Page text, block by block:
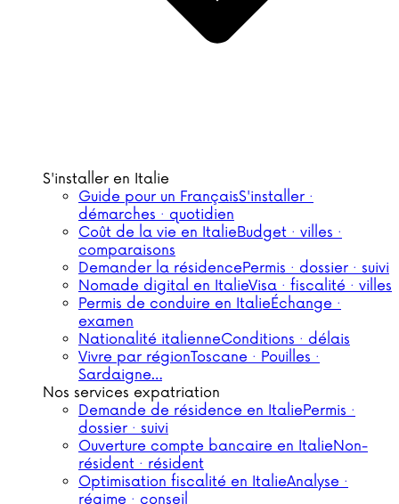
S'installer en Italie
Guide pour un FrançaisS'installer ·
démarches · quotidien
Coût de la vie en ItalieBudget · villes ·
comparaisons
Demander la résidencePermis · dossier · suivi
Nomade digital en ItalieVisa · fiscalité · villes
Permis de conduire en ItalieÉchange ·
examen
Nationalité italienneConditions · délais
Vivre par régionToscane · Pouilles ·
Sardaigne…
Nos services expatriation
Demande de résidence en ItaliePermis ·
dossier · suivi
Ouverture compte bancaire en ItalieNon-
résident · résident
Optimisation fiscalité en ItalieAnalyse ·
régime · conseil